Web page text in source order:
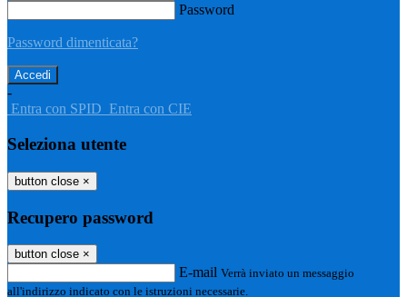
Password
Password dimenticata?
-
Entra con SPID Entra con CIE
Seleziona utente
button close ×
Recupero password
button close ×
E-mail Verrà inviato un messaggio
all'indirizzo indicato con le istruzioni necessarie.